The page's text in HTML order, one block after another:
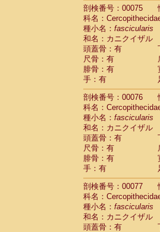
剖検番号：00075
科名：
種小名： fascicularis
和名：カニクイザル
頭蓋骨：有
尺骨：有
腓骨：有
手：有
剖検番号：00076
科名：
種小名： fascicularis
和名：カニクイザル
頭蓋骨：有
尺骨：有
腓骨：有
手：有
剖検番号：00077
科名：
種小名： fascicularis
和名：カニクイザル
頭蓋骨：有